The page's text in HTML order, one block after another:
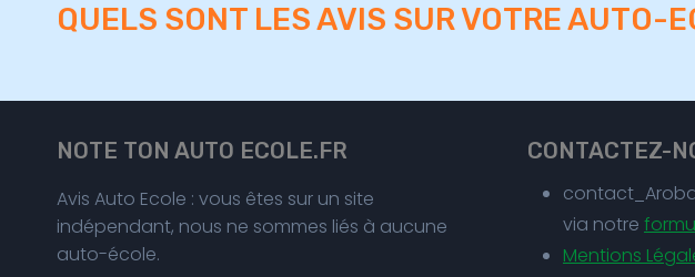
QUELS SONT LES AVIS SUR VOTRE AUTO-
NOTE TON AUTO ECOLE.FR
Avis Auto Ecole : vous êtes sur un site
indépendant, nous ne sommes liés à aucune
auto-école.
CONTACTEZ-
via notre
Mentions